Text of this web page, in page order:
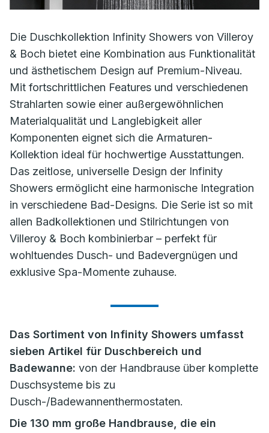
Die Duschkollektion Infinity Showers von Villeroy
& Boch bietet eine Kombination aus Funktionalität
und ästhetischem Design auf Premium-Niveau.
Mit fortschrittlichen Features und verschiedenen
Strahlarten sowie einer außergewöhnlichen
Materialqualität und Langlebigkeit aller
Komponenten eignet sich die Armaturen-
Kollektion ideal für hochwertige Ausstattungen.
Das zeitlose, universelle Design der Infinity
Showers ermöglicht eine harmonische Integration
in verschiedene Bad-Designs. Die Serie ist so mit
allen Badkollektionen und Stilrichtungen von
Villeroy & Boch kombinierbar – perfekt für
wohltuendes Dusch- und Badevergnügen und
exklusive Spa-Momente zuhause.
Das Sortiment von Infinity Showers umfasst
sieben Artikel für Duschbereich und
Badewanne: von der Handbrause über komplette
Duschsysteme bis zu
Dusch-/Badewannenthermostaten.
Die 130 mm große Handbrause, die ein